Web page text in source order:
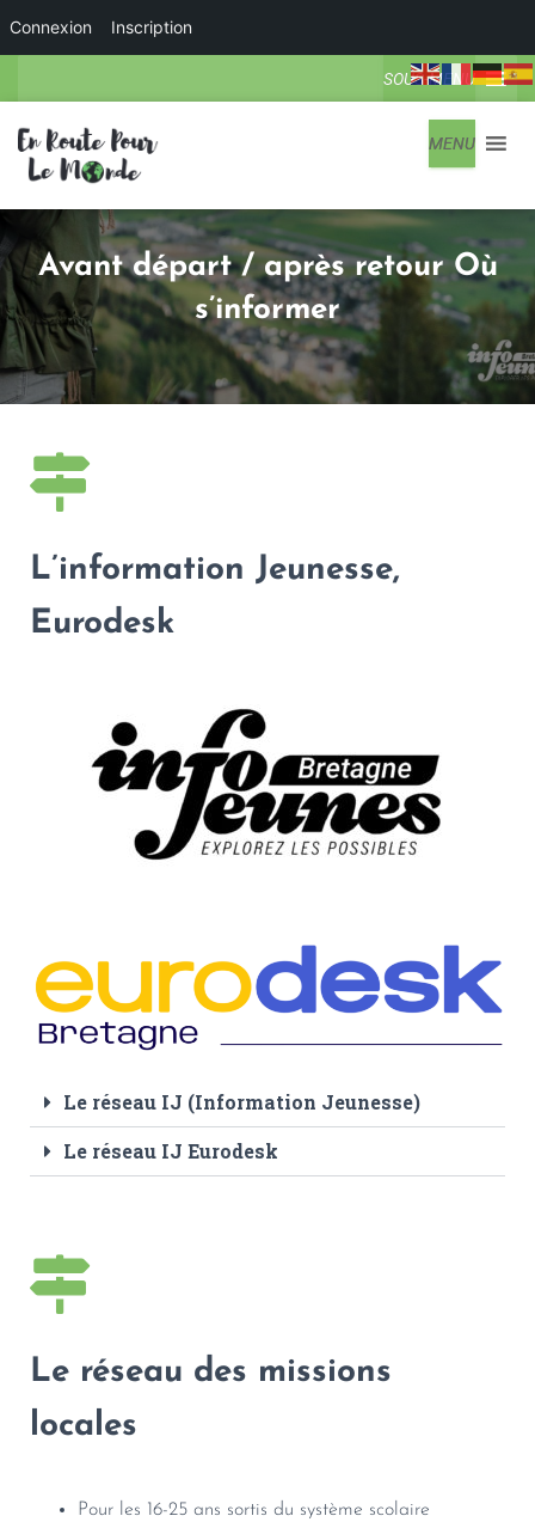
Connexion Inscription
SOUS-MENU
MENU
Avant départ / après retour Où
s’informer
L’information Jeunesse,
Eurodesk
Le réseau IJ (Information Jeunesse)
Le réseau IJ Eurodesk
Le réseau des missions
locales
Pour les 16-25 ans sortis du système scolaire